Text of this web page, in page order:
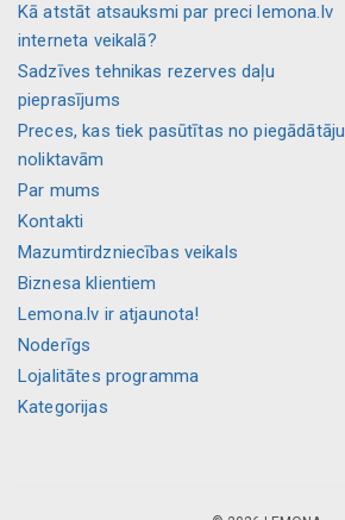
Kā atstāt atsauksmi par preci lemona.lv
interneta veikalā?
Sadzīves tehnikas rezerves daļu
pieprasījums
Preces, kas tiek pasūtītas no piegādātāju
noliktavām
Par mums
Kontakti
Mazumtirdzniecības veikals
Biznesa klientiem
Lemona.lv ir atjaunota!
Noderīgs
Lojalitātes programma
Kategorijas